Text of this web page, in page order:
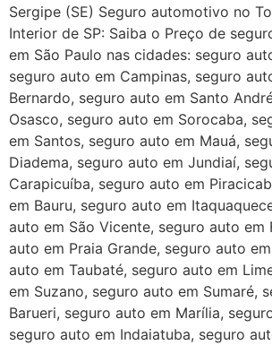
Sergipe (SE) Seguro automotivo no
Interior de SP: Saiba o Preço de
em São Paulo nas cidades: seguro
seguro auto em Campinas, seguro
Bernardo, seguro auto em Santo
Osasco, seguro auto em Sorocaba,
em Santos, seguro auto em Mauá,
Diadema, seguro auto em Jundiaí,
Carapicuíba, seguro auto em
em Bauru, seguro auto em
auto em São Vicente, seguro auto em
auto em Praia Grande, seguro auto
auto em Taubaté, seguro auto em
em Suzano, seguro auto em Sumaré,
Barueri, seguro auto em Marília,
seguro auto em Indaiatuba, seguro